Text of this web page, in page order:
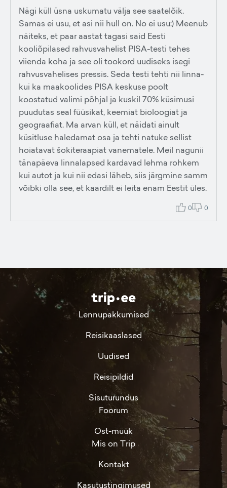
Nägi küll üsna uskumatu välja see saatelõik.
Samas ei usu, et asi nii hull on. No ei usu:) Meenub
näiteks, et paar aastat tagasi said Eesti
kooliõpilased rahvusvahelist PISA-testi tehes
viienda koha ja see oli tookord uudiseks isegi
rahvusvahelises pressis. Seda testi tehti nii linna-
kui ka maakoolides PISA keskuse poolt
koostatud valimi põhjal ja kuskil 70% küsimusi
puudutas seal füüsikat, keemiat bioloogiat ja
geograafiat. Ma arvan küll, et näidati ainult
küsitluse haledamat osa ja tehti natuke sellist
hoiatavat šokiteraapiat vanematele. Meil nagunii
tänapäeva linnalapsed kardavad lehma rohkem
kui autot ja kui nii edasi läheb, siis järgmine samm
võibki olla see, et kaardilt ei leita enam Eestit üles.
0 0
Lennupakkumised
Reisikaaslased
Uudised
Reisipildid
Sisuturundus
Foorum
Ost-müük
Mis on Trip
Kontakt
Kasutustingimused